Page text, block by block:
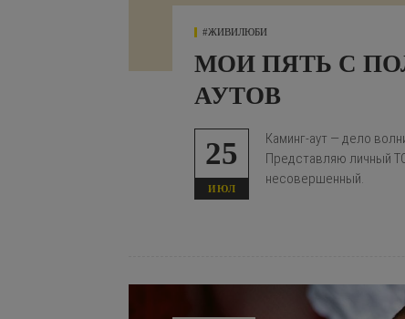
#ЖИВИЛЮБИ
МОИ ПЯТЬ С
АУТОВ
25
ИЮЛ
Каминг-аут — дело
Представляю личный
несовершенный.